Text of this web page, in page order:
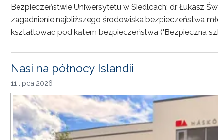
Bezpieczeństwie Uniwersytetu w Siedlcach: dr Łukasz
zagadnienie najbliższego środowiska bezpieczeństwa
kształtować pod kątem bezpieczeństwa ("Bezpieczna
Nasi na północy Islandii
11 lipca 2026